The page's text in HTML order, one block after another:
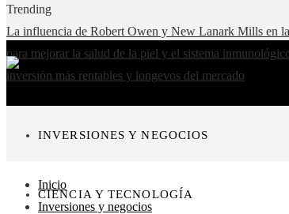
Trending
La influencia de Robert Owen y New Lanark Mills en
para mejorar la salud de la piel y el sistema
inversión más rentables y longevos del mercado
INVERSIONES Y NEGOCIOS
CIENCIA Y TECNOLOGÍA
Inicio
Inversiones y negocios